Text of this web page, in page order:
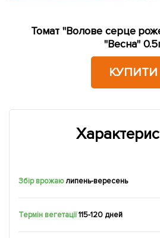
Томат "Волове серце
"Весна"
КУПИТИ
Збір врожаюлипень-вересень
Термін вегетації 115-120 дней